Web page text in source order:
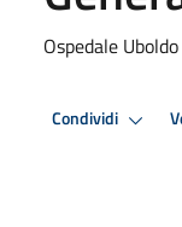
Ospedale
Condividi